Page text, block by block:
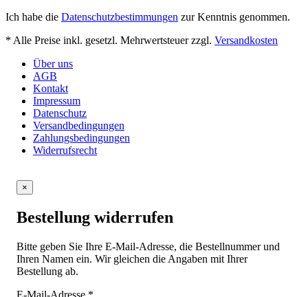
Ich habe die Datenschutzbestimmungen zur Kenntnis genommen.
* Alle Preise inkl. gesetzl. Mehrwertsteuer zzgl. Versandkosten
Über uns
AGB
Kontakt
Impressum
Datenschutz
Versandbedingungen
Zahlungsbedingungen
Widerrufsrecht
×
Bestellung widerrufen
Bitte geben Sie Ihre E-Mail-Adresse, die Bestellnummer und
Ihren Namen ein. Wir gleichen die Angaben mit Ihrer
Bestellung ab.
E-Mail-Adresse *